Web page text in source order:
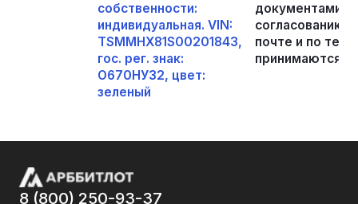
собственности:
индивидуальная. VIN:
TSMMHX81S00201843,
гос. рег. знак:
О670НУ32, цвет:
зеленый
документами
согласованию
почте и по
принимаются в
8 (800) 250-93-37